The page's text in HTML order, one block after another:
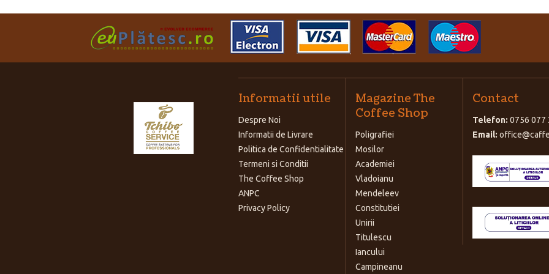
Informatii utile
Despre Noi
Informatii de Livrare
Politica de Confidentialitate
Termeni si Conditii
The Coffee Shop
ANPC
Privacy Policy
Magazine The
Coffee Shop
Poligrafiei
Mosilor
Academiei
Vladoianu
Mendeleev
Constitutiei
Unirii
Titulescu
Iancului
Campineanu
Contact
Telefon: 0756 077
Email: